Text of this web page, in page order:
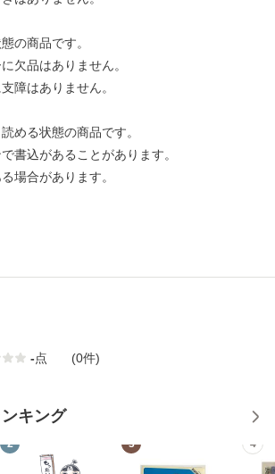
商品です。
品はありません。
はありません。
る状態の商品です。
込があることがあります。
合があります。
-点 (0件)
キング
2 3 4